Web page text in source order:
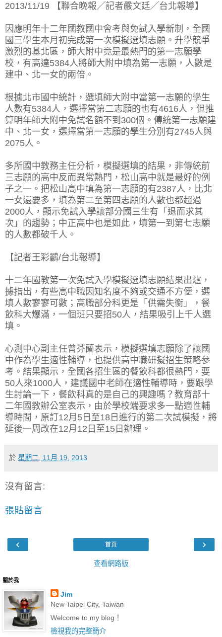
2013/11/19 【聯合晚報╱記者嚴文廷╱台北報導】
因應明年十二年國教國中會考與免試入學新制，全國
國三學生本月初完成第一次模擬選填志願。升學競爭
激烈的基北區，師大附中竟是最熱門的第一志願學
校，有高達5384人將師大附中填為第一志願，人數是
建中、北一女的兩倍。
根據北市國中統計，選填師大附中當第一志願的學生
人數有5384人，選擇當第二志願的也有4616人，但推
算明年師大附中免試名額不到300個。傳統第一志願建
中、北一女，選擇當第一志願的學生分別有2745人與
2075人。
多所國中教務主任分析，模擬選填的結果，非傳統前
三志願的高中反而異常熱門，松山高中就是最好的例
子之一。把松山高中填為第一志願的有2387人，比北
一女還要多，填為第二至第四志願的人數也都超過
2000人，顯示免試入學讓部分國三生有「退而求其
次」的趨勢；中正高中也是如此，填第一到第七志願
的人數都破千人。
【記者王彩鸝/台北報導】
十二年國教第一次免試入學模擬選填志願結果出爐，
據指出，有些高中職因知名度不夠或交通不方便，選
填人數寥寥可數；高職部分科更是「供需失衡」，餐
飲科大爆滿，一個班只要招50人，結果吸引上千人選
填。
心測中心副主任曾芬蘭表示，模擬選填志願除了讓國
中作為學生適性輔導，也提供高中職研擬招生策略參
考。結果顯示，全國各招生區的餐飲科都很熱門，要
50人來1000人，建議國中老師在適性輔導時，要跟學
生討論一下，餐飲科真的是自己的興趣嗎？教育部十
二年國教辦公室表示，由於學校端要求多一點適性輔
導時間，原訂12月5日至18日進行的第二次試模擬，將
延後一周改在12月12日至15日辦理。
於 星期二, 11月 19, 2013
沒有留言:
張貼留言
‹ ›
首頁
查看網路版
關於我
Jim
New Taipei City, Taiwan
Welcome to my blog！
檢視我的完整簡介